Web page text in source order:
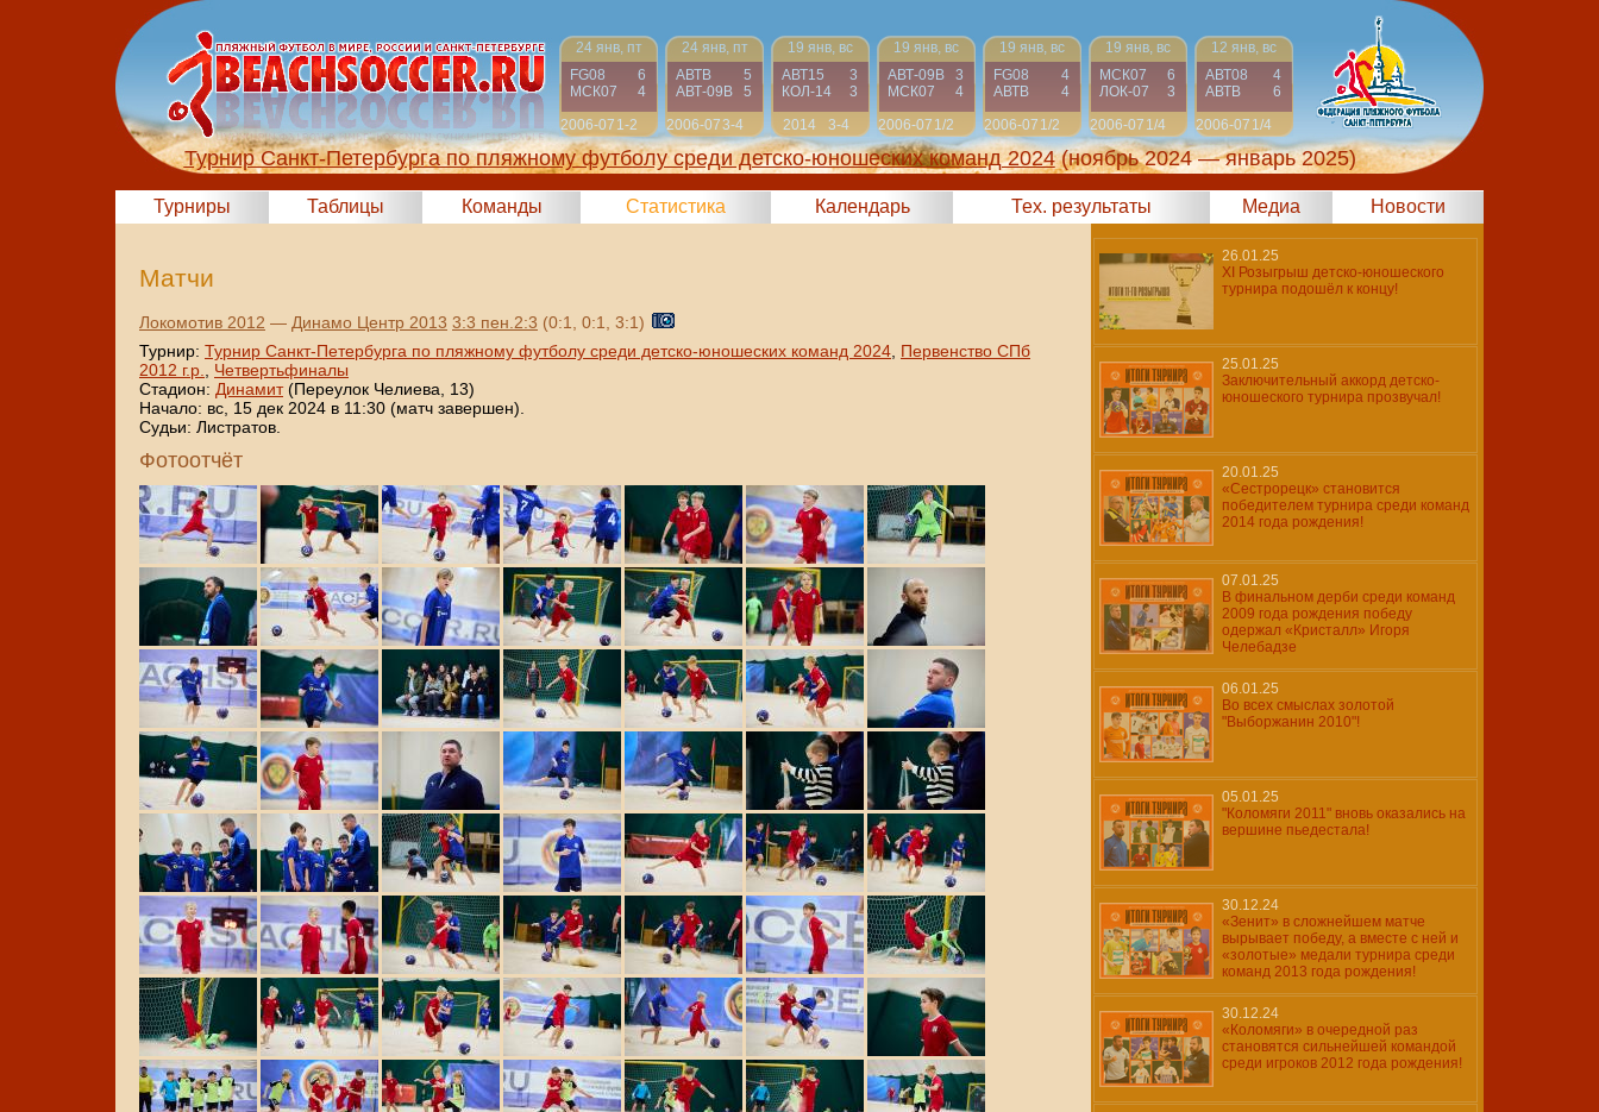
24 янв, пт
FG08
6
МСК07
4
2006-07 1-2
24 янв, пт
АВТВ
5
АВТ-09B
5
2006-073-4
19 янв, вс
АВТ15
3
КОЛ-14
3
2014
3-4
19 янв, вс
АВТ-09B
3
МСК07
4
2006-07 1/2
19 янв, вс
FG08
4
АВТВ
4
2006-07 1/2
19 янв, вс
МСК07
6
ЛОК-07
3
2006-07 1/4
12 янв, вс
АВТ08
4
АВТВ
6
2006-07 1/4
Турнир Санкт-Петербурга по пляжному футболу среди детско-юношеских команд 2024 (ноябрь 2024 — январь 2025)
Турниры Таблицы Команды Статистика Календарь Тех. результаты Медиа Новости
Матчи
Локомотив 2012 — Динамо Центр 2013 3:3 пен.2:3 (0:1, 0:1, 3:1)
Турнир: Турнир Санкт-Петербурга по пляжному футболу среди детско-юношеских команд 2024 Первенство СПб
2012 г.р.
Четвертьфиналы
Стадион: Динамит(Переулок Челиева, 13)
Начало: вс, 15 дек 2024 в 11:30 (матч завершен).
Судьи: Листратов.
Фотоотчёт
26.01.25
XI Розыгрыш детско-юношеского
турнира подошёл к концу!
25.01.25
Заключительный аккорд детско-
юношеского турнира прозвучал!
20.01.25
«Сестрорецк» становится
победителем турнира среди команд
2014 года рождения!
07.01.25
В финальном дерби среди команд
2009 года рождения победу
одержал «Кристалл» Игоря
Челебадзе
06.01.25
Во всех смыслах золотой
"Выборжанин 2010"!
05.01.25
"Коломяги 2011" вновь оказались на
вершине пьедестала!
30.12.24
«Зенит» в сложнейшем матче
вырывает победу, а вместе с ней и
«золотые» медали турнира среди
команд 2013 года рождения!
30.12.24
«Коломяги» в очередной раз
становятся сильнейшей командой
среди игроков 2012 года рождения!